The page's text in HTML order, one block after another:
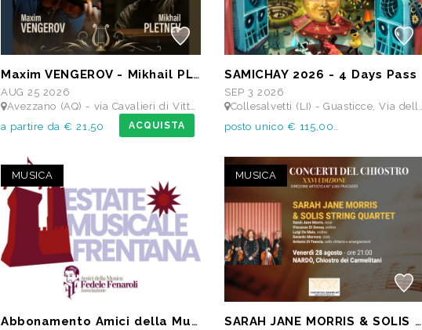
Maxim VENGEROV - Mikhail PLETNEV
AUG 25 2026
Avezzano (AQ) - via Cavalieri di Vittorio Veneto - Teatro dei Marsi
a partire da € 21,50
ACQUISTA
SAMICHAY 2026 - 4 Days Pass
SEP 3 2026
Collesalvetti (LI) - Guasticce, Via delle Vedute SNC - Lago Alberto, Tenuta Bellavista Insuese
posto unico € 115,00
MUSICA
Abbonamento Amici della Musica Fedele Fenaroli 17 Concerti dal 14/07 al13/12 2026
MUSICA
SARAH JANE MORRIS & SOLIS STRING QUARTET - Festival I Concerti del Chiostro